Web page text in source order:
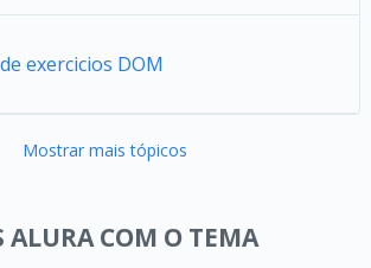
exercicios DOM
Mostrar mais tópicos
ALURA COM O TEMA